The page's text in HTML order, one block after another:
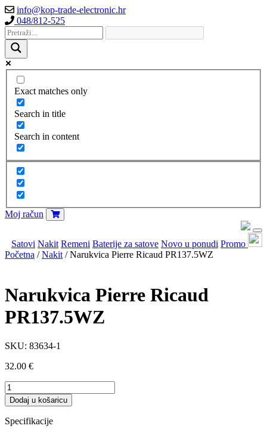
info@kop-trade-electronic.hr
048/812-525
Exact matches only
Search in title
Search in content
Moj račun
Satovi Nakit Remeni Baterije za satove Novo u ponudi Promo
Početna /Nakit / Narukvica Pierre Ricaud PR137.5WZ
Narukvica Pierre Ricaud
PR137.5WZ
SKU: 83634-1
32.00 €
Narukvica
Pierre
Ricaud
PR137.5WZ
količina
Dodaj u košaricu
Specifikacije